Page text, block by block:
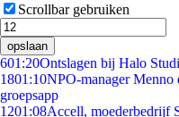
Scrollbar gebruiken
opslaan
601:20Ontslagen bij Halo
1801:10NPO-manager Menno
groepsapp
1201:08Accell, moederbedrijf